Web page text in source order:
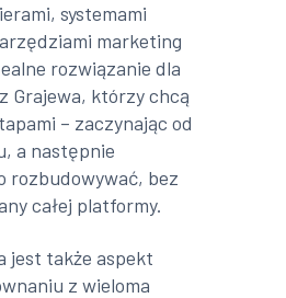
systemami
marketing
rozwiązanie dla
Grajewa, którzy chcą
– zaczynając od
a następnie
rozbudowywać, bez
całej platformy.
jest także aspekt
z wieloma